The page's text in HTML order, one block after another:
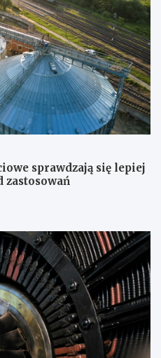
sprawdzają się lepiej